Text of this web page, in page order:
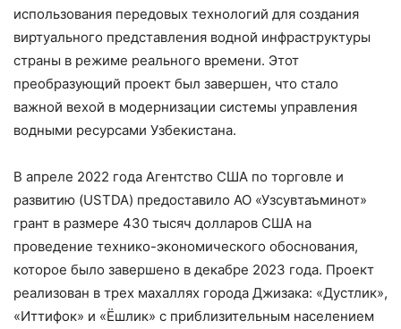
использования передовых технологий для создания
виртуального представления водной инфраструктуры
страны в режиме реального времени. Этот
преобразующий проект был завершен, что стало
важной вехой в модернизации системы управления
водными ресурсами Узбекистана.
В апреле 2022 года Агентство США по торговле и
развитию (USTDA) предоставило АО «Узсувтаъминот»
грант в размере 430 тысяч долларов США на
проведение технико-экономического обоснования,
которое было завершено в декабре 2023 года. Проект
реализован в трех махаллях города Джизака: «Дустлик»,
«Иттифок» и «Ёшлик» с приблизительным населением